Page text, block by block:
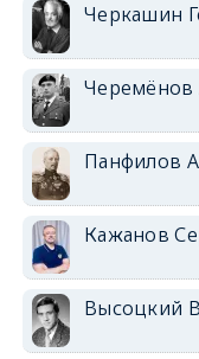
Черкашин
Черемёнов
Панфилов
Кажанов
Высоцкий